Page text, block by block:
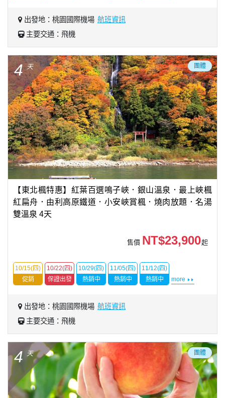
出發地：桃園國際機場 航班資訊
主要交通：飛機
4 天 團體
【東北楓特惠】紅葉百選鳴子峽．銀山溫泉．最上峽楓
紅扁舟．由利高原鐵道．小安峽賞楓．燒肉放題．名湯
雙溫泉 4天
售價 NT$23,900起
10/15(四)
促銷
10/22(四)
保證出發
10/29(四)
熱銷中
11/05(四)
熱銷中
11/12(四)
熱銷中
more
出發地：桃園國際機場 航班資訊
主要交通：飛機
4 天 團體